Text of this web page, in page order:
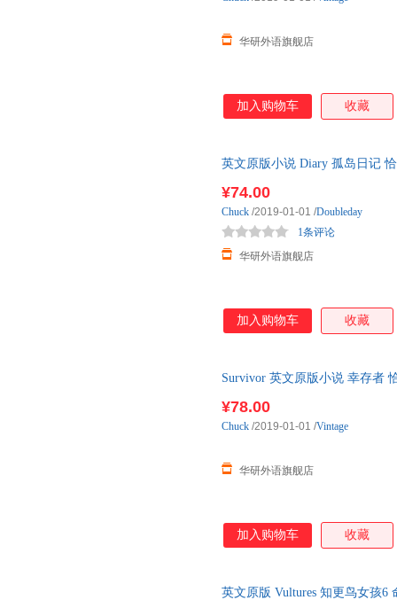
华研外语旗舰店
加入购物车 收藏
英文原版小说 Diary 孤岛日记
¥74.00
华研外语旗舰店
1条评论
Chuck /2019-01-01 /Doubleday
加入购物车 收藏
Survivor 英文原版小说 幸存者
¥78.00
华研外语旗舰店
Chuck /2019-01-01 /Vintage
加入购物车 收藏
英文原版 Vultures 知更鸟女孩6